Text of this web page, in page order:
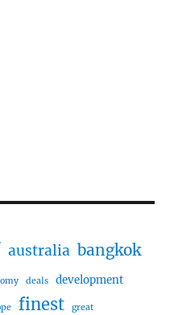
australia bangkok
deals development
finest great